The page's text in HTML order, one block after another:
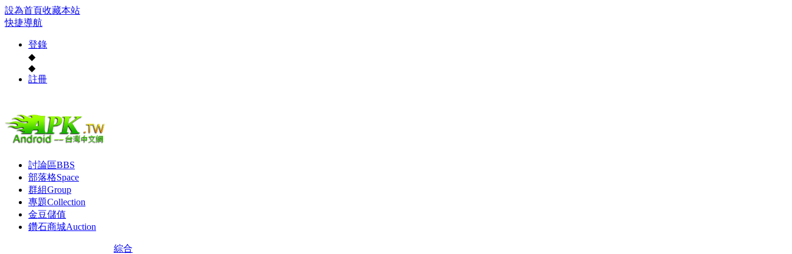
設為首頁收藏本站
快捷導航
登錄
◆
◆
註冊
討論區BBS
部落格Space
群組Group
專題Collection
金豆儲值
鑽石商城Auction
綜合